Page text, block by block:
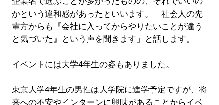
かという違和感があったといいます。「社会人の先
輩方からも『会社に入ってからやりたいことが違う
と気づいた』という声を聞きます」と話します。
イベントには大学4年生の姿もありました。
東京大学4年生の男性は大学院に進学予定ですが、将
来への不安やインターンに興味があることからイベ